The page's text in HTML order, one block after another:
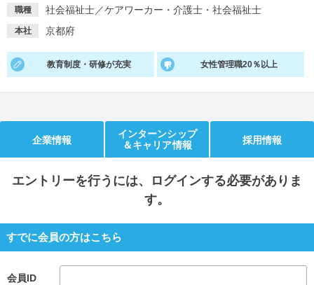
イベントを探す スカウト お知らせ
就活ノウハウ・サポート
あなたに合う仕事を診断！
就活チャンネル
動画で対策講座をチェック
就活ニュースペーパー よくある質問
職種 社会福祉士／ケアワーカー・介護士・社会福祉士
本社 京都府
教育制度・研修が充実 女性管理職20％以上
企業情報
インターンシップ
＆キャリア情報
採用情報
エントリーを行うには、ログインする必要がありま
す。
すでに会員の方はこちら
会員ID